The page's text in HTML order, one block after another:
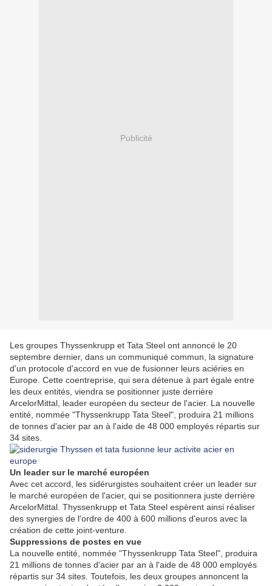
Publicité
Les groupes Thyssenkrupp et Tata Steel ont annoncé le 20
septembre dernier, dans un communiqué commun, la signature
d'un protocole d'accord en vue de fusionner leurs aciéries en
Europe. Cette coentreprise, qui sera détenue à part égale entre
les deux entités, viendra se positionner juste derrière
ArcelorMittal, leader européen du secteur de l'acier. La nouvelle
entité, nommée "Thyssenkrupp Tata Steel", produira 21 millions
de tonnes d'acier par an à l'aide de 48 000 employés répartis sur
34 sites.
Un leader sur le marché européen
Avec cet accord, les sidérurgistes souhaitent créer un leader sur
le marché européen de l'acier, qui se positionnera juste derrière
ArcelorMittal. Thyssenkrupp et Tata Steel espèrent ainsi réaliser
des synergies de l'ordre de 400 à 600 millions d'euros avec la
création de cette joint-venture.
Suppressions de postes en vue
La nouvelle entité, nommée "Thyssenkrupp Tata Steel", produira
21 millions de tonnes d'acier par an à l'aide de 48 000 employés
répartis sur 34 sites. Toutefois, les deux groupes annoncent la